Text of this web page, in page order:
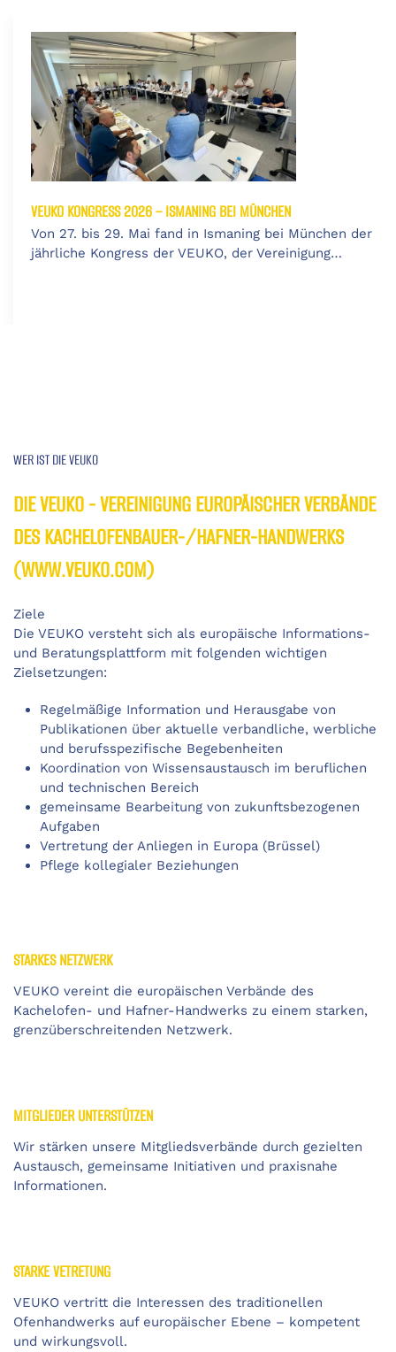
VEUKO KONGRESS 2026 – ISMANING BEI MÜNCHEN
Von 27. bis 29. Mai fand in Ismaning bei München der
jährliche Kongress der VEUKO, der Vereinigung…
WER IST DIE VEUKO
DIE VEUKO - VEREINIGUNG EUROPÄISCHER VERBÄNDE
DES KACHELOFENBAUER-/HAFNER-HANDWERKS
(WWW.VEUKO.COM)
Ziele
Die VEUKO versteht sich als europäische Informations-
und Beratungsplattform mit folgenden wichtigen
Zielsetzungen:
Regelmäßige Information und Herausgabe von
Publikationen über aktuelle verbandliche, werbliche
und berufsspezifische Begebenheiten
Koordination von Wissensaustausch im beruflichen
und technischen Bereich
gemeinsame Bearbeitung von zukunftsbezogenen
Aufgaben
Vertretung der Anliegen in Europa (Brüssel)
Pflege kollegialer Beziehungen
STARKES NETZWERK
VEUKO vereint die europäischen Verbände des
Kachelofen- und Hafner-Handwerks zu einem starken,
grenzüberschreitenden Netzwerk.
MITGLIEDER UNTERSTÜTZEN
Wir stärken unsere Mitgliedsverbände durch gezielten
Austausch, gemeinsame Initiativen und praxisnahe
Informationen.
STARKE VETRETUNG
VEUKO vertritt die Interessen des traditionellen
Ofenhandwerks auf europäischer Ebene – kompetent
und wirkungsvoll.